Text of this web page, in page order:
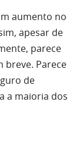
aumento no
apesar de
parece
breve. Parece
de
a maioria dos